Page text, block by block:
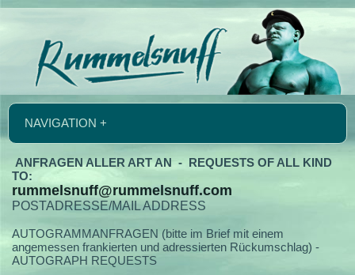
NAVIGATION +
ANFRAGEN ALLER ART AN - REQUESTS OF ALL KIND
TO:
rummelsnuff@rummelsnuff.com
POSTADRESSE/MAIL ADDRESS
AUTOGRAMMANFRAGEN (bitte im Brief mit einem
angemessen frankierten und adressierten Rückumschlag) -
AUTOGRAPH REQUESTS